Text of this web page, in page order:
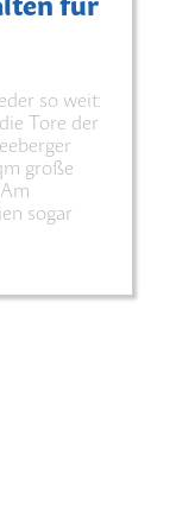
so weit:
Tore der
große
sogar